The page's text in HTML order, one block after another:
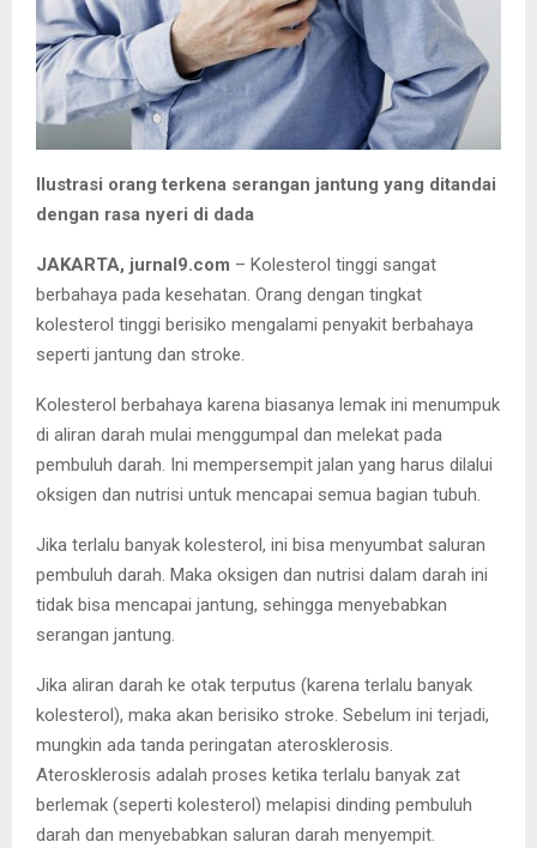
Ilustrasi orang terkena serangan jantung yang ditandai
dengan rasa nyeri di dada
JAKARTA, jurnal9.com – Kolesterol tinggi sangat
berbahaya pada kesehatan. Orang dengan tingkat
kolesterol tinggi berisiko mengalami penyakit berbahaya
seperti jantung dan stroke.
Kolesterol berbahaya karena biasanya lemak ini menumpuk
di aliran darah mulai menggumpal dan melekat pada
pembuluh darah. Ini mempersempit jalan yang harus dilalui
oksigen dan nutrisi untuk mencapai semua bagian tubuh.
Jika terlalu banyak kolesterol, ini bisa menyumbat saluran
pembuluh darah. Maka oksigen dan nutrisi dalam darah ini
tidak bisa mencapai jantung, sehingga menyebabkan
serangan jantung.
Jika aliran darah ke otak terputus (karena terlalu banyak
kolesterol), maka akan berisiko stroke. Sebelum ini terjadi,
mungkin ada tanda peringatan aterosklerosis.
Aterosklerosis adalah proses ketika terlalu banyak zat
berlemak (seperti kolesterol) melapisi dinding pembuluh
darah dan menyebabkan saluran darah menyempit.